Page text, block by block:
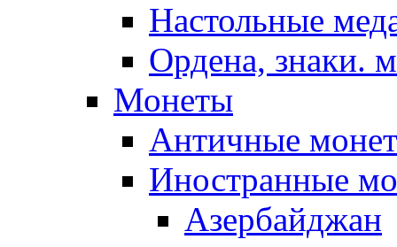
Настольные
Ордена, знаки.
Монеты
Античные
Иностранные
Азербайджан